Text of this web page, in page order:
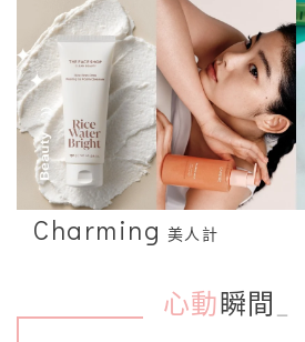
Charming 美人計
心動 瞬間